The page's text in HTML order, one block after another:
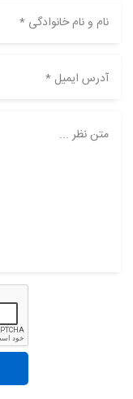
نام و نام خانوادگی *
آدرس ایمیل *
متن نظر ...